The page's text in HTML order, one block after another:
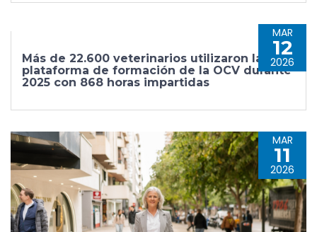
MAR
12
2026
Más de 22.600 veterinarios utilizaron la
plataforma de formación de la OCV durante
2025 con 868 horas impartidas
MAR
11
2026